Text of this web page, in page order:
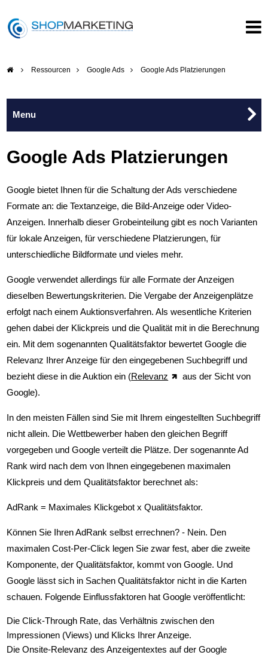
Ressourcen Google Ads Google Ads Platzierungen
Google Ads Vorbereitung
Google Ads Platzierungen
Google Ads Controlling
Google Ads Anzeigen Richtlinien
Google Ads Prozessablauf
Google Ads Kontenaufbau
Google Ads Suchnetzwerk
Google Ads Qualitätsfaktor
Google Ads Platzierungen
Google bietet Ihnen für die Schaltung der Ads verschiedene
Formate an: die Textanzeige, die Bild-Anzeige oder Video-
Anzeigen. Innerhalb dieser Grobeinteilung gibt es noch Varianten
für lokale Anzeigen, für verschiedene Platzierungen, für
unterschiedliche Bildformate und vieles mehr.
Google verwendet allerdings für alle Formate der Anzeigen
dieselben Bewertungskriterien. Die Vergabe der Anzeigenplätze
erfolgt nach einem Auktionsverfahren. Als wesentliche Kriterien
gehen dabei der Klickpreis und die Qualität mit in die Berechnung
ein. Mit dem sogenannten Qualitätsfaktor bewertet Google die
Relevanz Ihrer Anzeige für den eingegebenen Suchbegriff und
bezieht diese in die Auktion ein (Relevanz
aus der Sicht von
Google).
In den meisten Fällen sind Sie mit Ihrem eingestellten Suchbegriff
nicht allein. Die Wettbewerber haben den gleichen Begriff
vorgegeben und Google verteilt die Plätze. Der sogenannte Ad
Rank wird nach dem von Ihnen eingegebenen maximalen
Klickpreis und dem Qualitätsfaktor berechnet als:
AdRank = Maximales Klickgebot x Qualitätsfaktor.
Können Sie Ihren AdRank selbst errechnen? - Nein. Den
maximalen Cost-Per-Click legen Sie zwar fest, aber die zweite
Komponente, der Qualitätsfaktor, kommt von Google. Und
Google lässt sich in Sachen Qualitätsfaktor nicht in die Karten
schauen. Folgende Einflussfaktoren hat Google veröffentlicht:
Die Click-Through Rate, das Verhältnis zwischen den
Impressionen (Views) und Klicks Ihrer Anzeige.
Die Onsite-Relevanz des Anzeigentextes auf der Google